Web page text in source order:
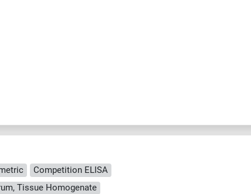
Competition ELISA
Tissue Homogenate